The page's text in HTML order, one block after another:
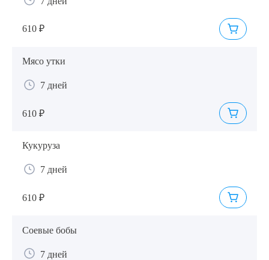
610 ₽
Мясо утки
7 дней
610 ₽
Кукуруза
7 дней
610 ₽
Соевые бобы
7 дней